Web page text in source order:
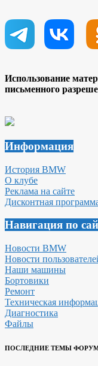
Использование
письменного
Информация
История BMW
О клубе
Реклама на сайте
Дисконтная
Навигация по
Новости BMW
Новости
Наши машины
Бортовики
Ремонт
Техническая
Диагностика
Файлы
ПОСЛЕДНИЕ ТЕМЫ